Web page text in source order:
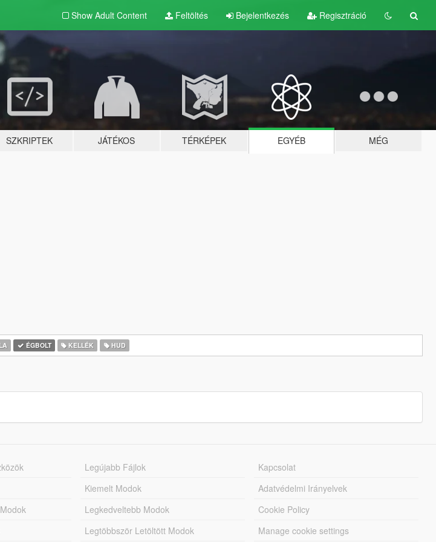
Show Adult Content Feltöltés Bejelentkezés Regisztráció
SZKRIPTEK JÁTÉKOS TÉRKÉPEK EGYÉB MÉG
ÉGBOLT KELLÉK HUD
Legújabb Fájlok
Kiemelt Modok
Legkedveltebb Modok
Legtöbbször Letöltött Modok
Kapcsolat
Adatvédelmi Irányelvek
Cookie Policy
Manage cookie settings